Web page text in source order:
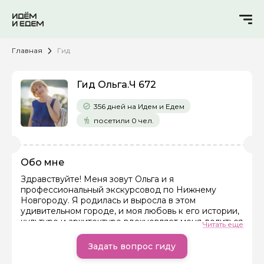
Главная Гид
Гид Ольга.Ч 672
356 дней на Идем и Едем
посетили 0 чел.
Обо мне
Здравствуйте! Меня зовут Ольга и я
профессиональный экскурсовод по Нижнему
Новгороду. Я родилась и выросла в этом
удивительном городе, и моя любовь к его истории,
культуре и архитектуре вдохновляет меня делиться
своими знаниями с вами.
Я предлагаю совершить автомобильные экскурсии
по Нижнему Новгороду, которые позволят вам
Читать еще
Задать вопрос гиду
Задайте свой вопрос гиду